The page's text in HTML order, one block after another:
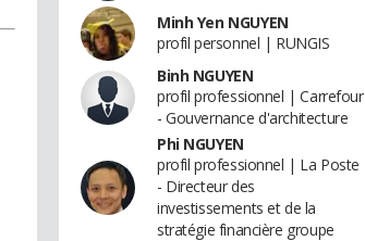
Minh Yen NGUYEN
profil personnel | RUNGIS
Binh NGUYEN
profil professionnel | Carrefour
- Gouvernance d'architecture
Phi NGUYEN
profil professionnel | La Poste
- Directeur des
investissements et de la
stratégie financière groupe